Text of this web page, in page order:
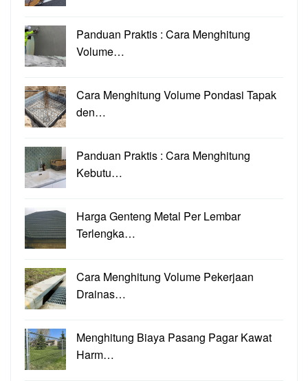
Panduan Praktis : Cara Menghitung
Volume…
Cara Menghitung Volume Pondasi Tapak
den…
Panduan Praktis : Cara Menghitung
Kebutu…
Harga Genteng Metal Per Lembar
Terlengka…
Cara Menghitung Volume Pekerjaan
Drainas…
Menghitung Biaya Pasang Pagar Kawat
Harm…